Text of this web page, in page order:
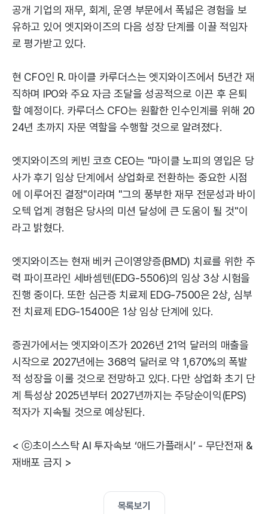
공개 기업의 재무, 회계, 운영 부문에서 폭넓은 경험을 보
유하고 있어 엣지와이즈의 다음 성장 단계를 이끌 적임자
로 평가받고 있다.
현 CFO인 R. 마이클 카루더스는 엣지와이즈에서 5년간 재
직하며 IPO와 주요 자금 조달을 성공적으로 이끈 후 은퇴
할 예정이다. 카루더스 CFO는 원활한 인수인계를 위해 20
24년 초까지 자문 역할을 수행할 것으로 알려졌다.
엣지와이즈의 케빈 코흐 CEO는 "마이클 노피의 영입은 당
사가 후기 임상 단계에서 상업화로 전환하는 중요한 시점
에 이루어진 결정"이라며 "그의 풍부한 재무 전문성과 바이
오텍 업계 경험은 당사의 미션 달성에 큰 도움이 될 것"이
라고 밝혔다.
엣지와이즈는 현재 베커 근이영양증(BMD) 치료를 위한 주
력 파이프라인 세바셈텐(EDG-5506)의 임상 3상 시험을
진행 중이다. 또한 심근증 치료제 EDG-7500은 2상, 심부
전 치료제 EDG-15400은 1상 임상 단계에 있다.
증권가에서는 엣지와이즈가 2026년 21억 달러의 매출을
시작으로 2027년에는 368억 달러로 약 1,670%의 폭발
적 성장을 이룰 것으로 전망하고 있다. 다만 상업화 초기 단
계 특성상 2025년부터 2027년까지는 주당순이익(EPS)
적자가 지속될 것으로 예상된다.
< ⓒ초이스스탁 AI 투자속보 ‘애드가플래시’ - 무단전재 &
재배포 금지 >
목록보기